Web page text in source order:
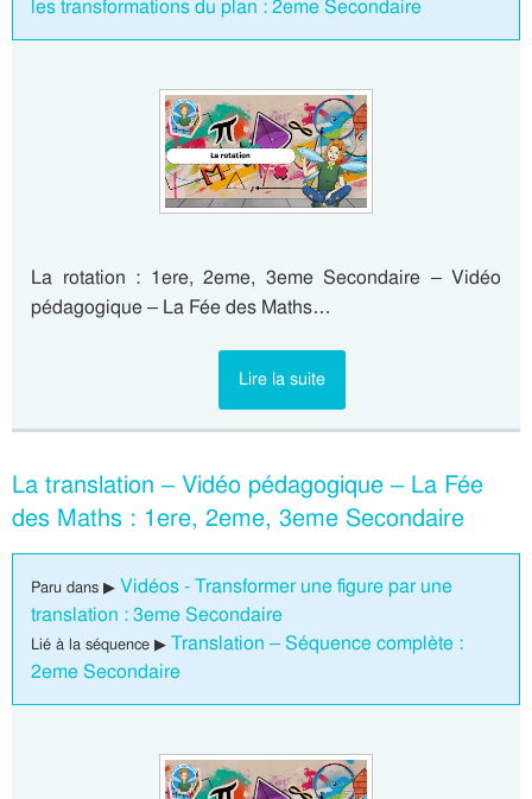
les transformations du plan : 2eme Secondaire
La rotation : 1ere, 2eme, 3eme Secondaire – Vidéo
pédagogique – La Fée des Maths…
Lire la suite
La translation – Vidéo pédagogique – La Fée
des Maths : 1ere, 2eme, 3eme Secondaire
Paru dans ▶ Vidéos - Transformer une figure par une
translation : 3eme Secondaire
Lié à la séquence ▶ Translation – Séquence complète :
2eme Secondaire